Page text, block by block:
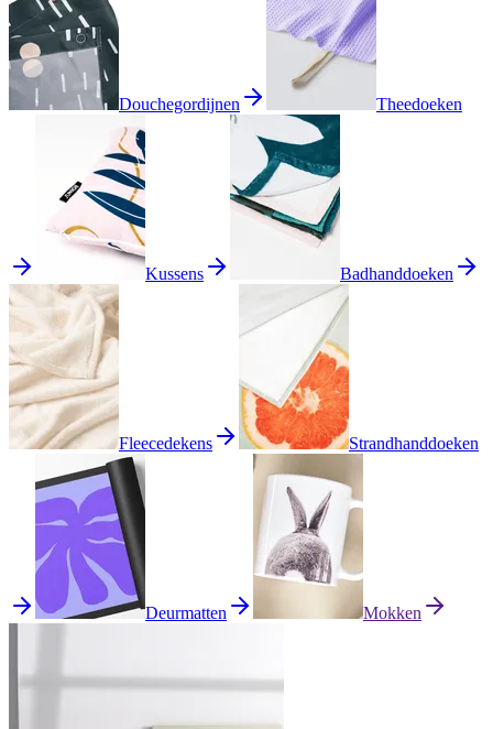
Douchegordijnen Theedoeken
Kussens Badhanddoeken
Fleecedekens Strandhanddoeken
Deurmatten Mokken